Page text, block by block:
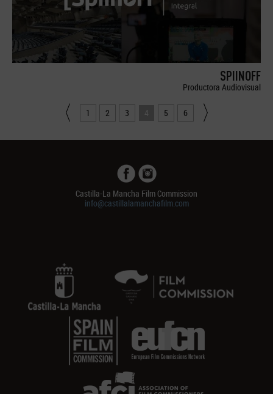
SPIINOFF
Productora Audiovisual
1 2 3 4 5 6
Castilla-La Mancha Film Commission
info@castillalamanchafilm.com